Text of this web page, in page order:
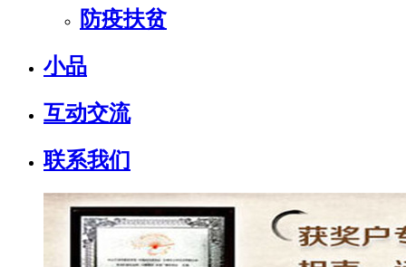
防疫扶贫
小品
互动交流
联系我们